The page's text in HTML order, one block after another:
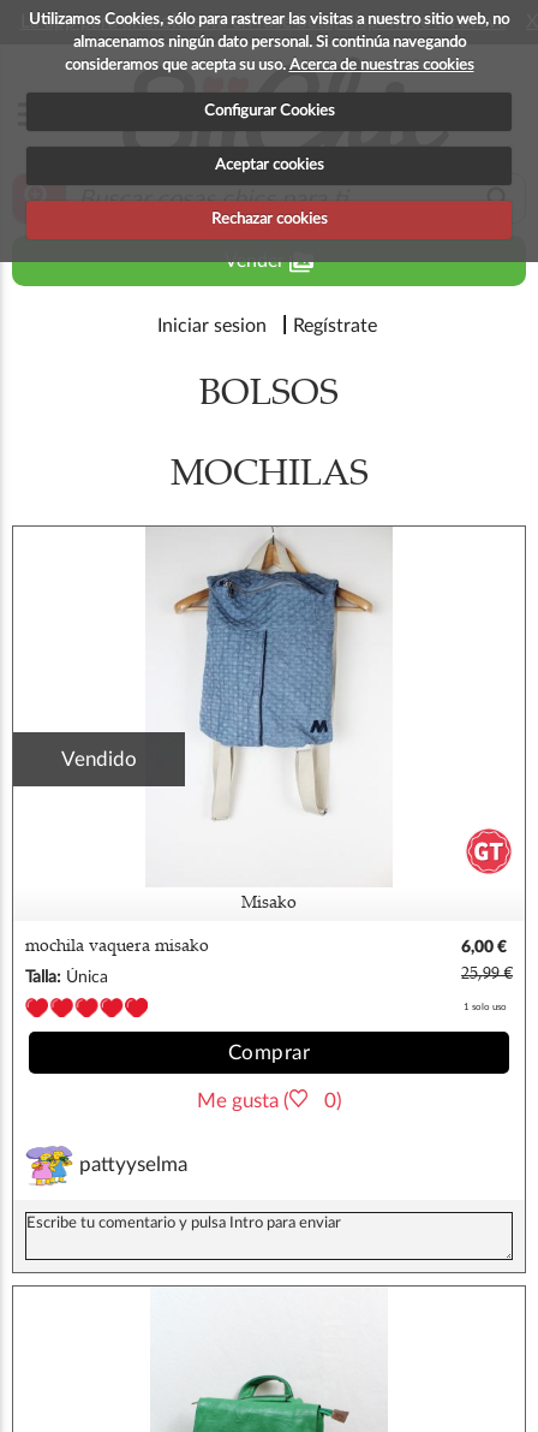
Utilizamos Cookies, sólo para rastrear las visitas a nuestro sitio web, no
almacenamos ningún dato personal. Si continúa navegando
consideramos que acepta su uso. Acerca de nuestras cookies
Configurar Cookies
Aceptar cookies
Rechazar cookies
La app para android esta en fase beta, disponible en breve
zoom_in search
Venderperm_media
Iniciar sesion Regístrate
BOLSOS
MOCHILAS
Vendido
Misako
mochila vaquera misako
6,00 €
Talla: Única 25,99 €
1 solo uso
Comprar
Me gusta ( 0)
pattyyselma